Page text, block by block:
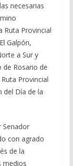
necesarias
Ruta Provincial
Galpón,
a Sur y
de Rosario de
Provincial
del Día de la
Senador
con agrado
de la
medios